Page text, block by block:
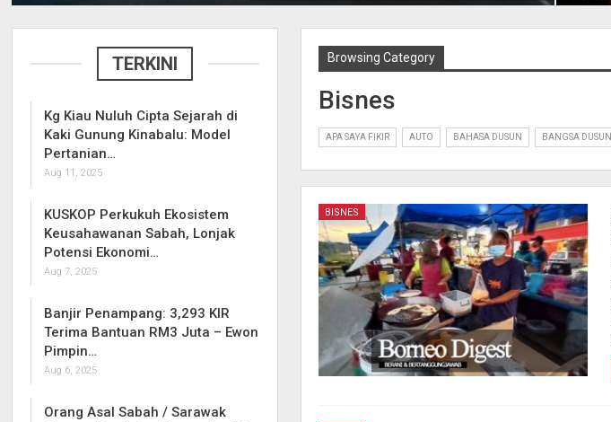
Browsing Category
Bisnes
APA SAYA FIKIR AUTO BAHASA DUSUN BANGSA DUSUN
BISNES
TERKINI
Kg Kiau Nuluh Cipta Sejarah di
Kaki Gunung Kinabalu: Model
Pertanian…
Aug 11, 2025
KUSKOP Perkukuh Ekosistem
Keusahawanan Sabah, Lonjak
Potensi Ekonomi…
Aug 7, 2025
Banjir Penampang: 3,293 KIR
Terima Bantuan RM3 Juta – Ewon
Pimpin…
Aug 6, 2025
Orang Asal Sabah / Sarawak